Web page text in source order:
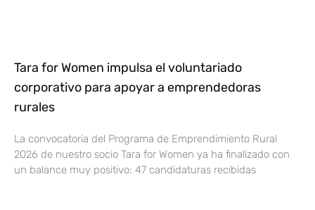
Tara for Women impulsa el voluntariado
corporativo para apoyar a emprendedoras
rurales
La convocatoria del Programa de Emprendimiento Rural
2026 de nuestro socio Tara for Women ya ha finalizado con
un balance muy positivo: 47 candidaturas recibidas